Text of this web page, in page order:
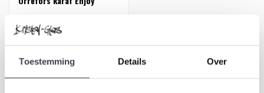
Toestemming Details Over
Karaf uit de Enjoy serie van
Orrefors.
€79,00